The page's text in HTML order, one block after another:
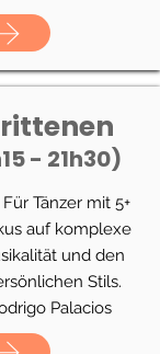
- 21h30)
Tänzer mit 5+
auf komplexe
und den
Stils.
Palacios​